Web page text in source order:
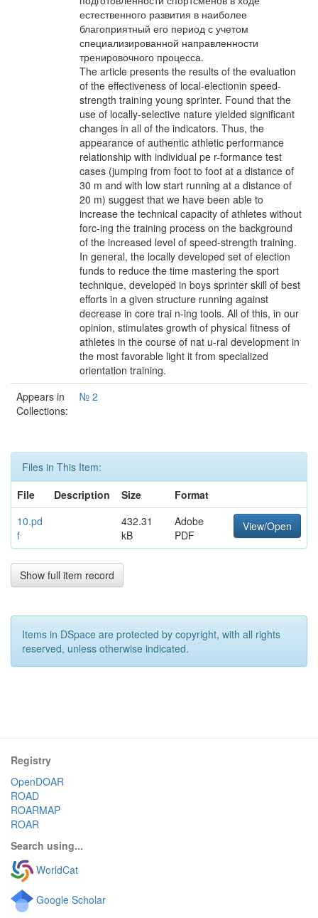
естественного развития в наиболее
благоприятный его период с учетом
специализированной направленности
тренировочного процесса.
The article presents the results of the evaluation
of the effectiveness of local-electionin speed-
strength training young sprinter. Found that the
use of locally-selective nature yielded significant
changes in all of the indicators. Thus, the
appearance of authentic athletic performance
relationship with individual pe r-formance test
cases (jumping from foot to foot at a distance of
30 m and with low start running at a distance of
20 m) suggest that we have been able to
increase the technical capacity of athletes without
forc-ing the training process on the background
of the increased level of speed-strength training.
In general, the locally developed set of election
funds to reduce the time mastering the sport
technique, developed in boys sprinter skill of best
efforts in a given structure running against
decrease in core trai n-ing tools. All of this, in our
opinion, stimulates growth of physical fitness of
athletes in the course of nat u-ral development in
the most favorable light it from specialized
orientation training.
Appears in
Collections:
№ 2
Files in This Item:
File
Description Size
Format
10.pd
f
432.31
kB
Adobe
PDF
View/Open
Show full item record
Items in DSpace are protected by copyright, with all rights
reserved, unless otherwise indicated.
Registry
OpenDOAR
ROAD
ROARMAP
ROAR
Search using...
WorldCat
Google Scholar